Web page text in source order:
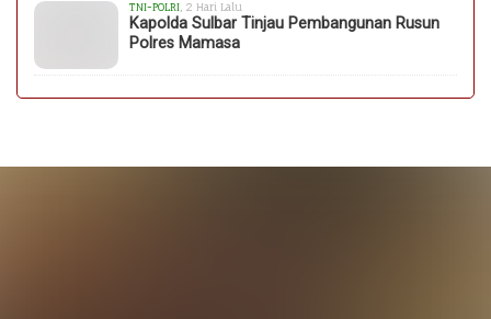
TNI-POLRI, 2 Hari Lalu
Kapolda Sulbar Tinjau Pembangunan Rusun
Polres Mamasa